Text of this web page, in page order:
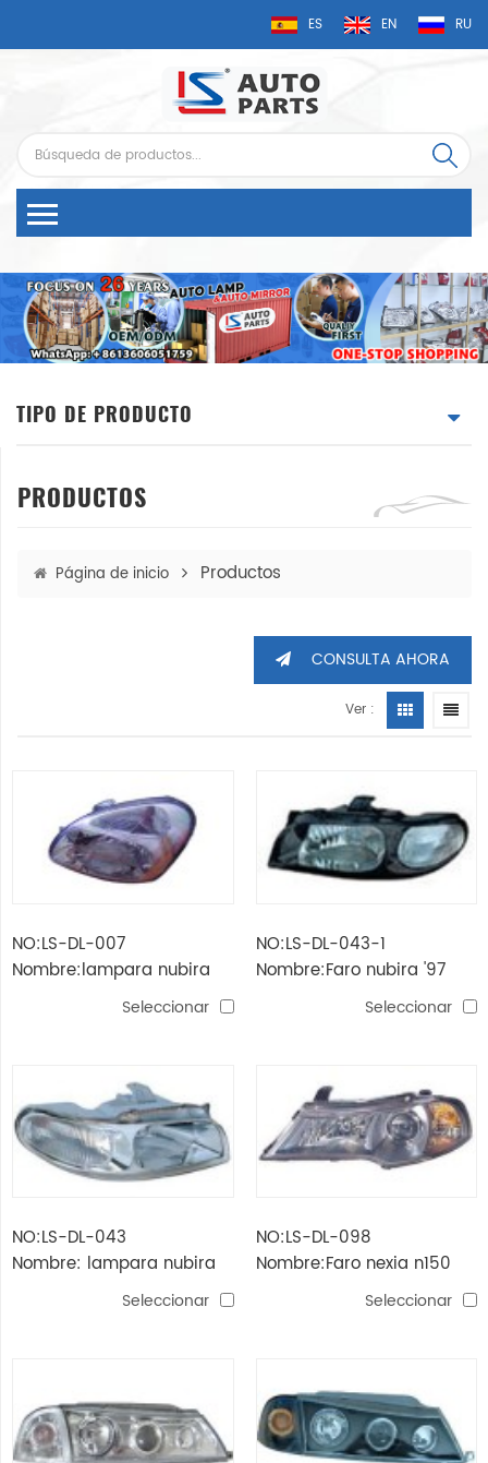
ES EN RU
TIPO DE PRODUCTO
PRODUCTOS
Página de inicio Productos
CONSULTA AHORA
Ver :
NO:LS-DL-007
Nombre:lampara nubira
Seleccionar
NO:LS-DL-043-1
Nombre:Faro nubira '97
Seleccionar
NO:LS-DL-043
Nombre: lampara nubira
Seleccionar
NO:LS-DL-098
Nombre:Faro nexia n150
Seleccionar